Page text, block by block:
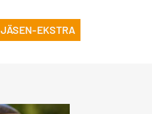
JÄSEN-EKSTRA